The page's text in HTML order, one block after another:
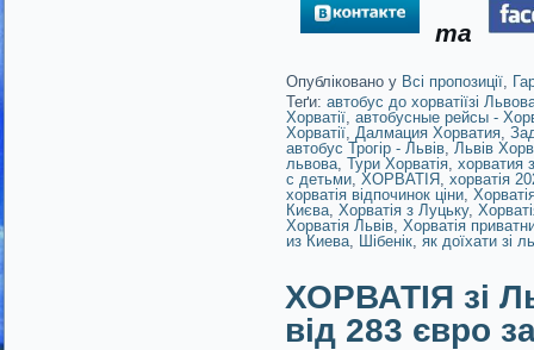
та
Опубліковано у Всі пропозиції,
Теґи: автобус до хорватіїзі
Хорватії, автобусные рейсы -
Хорватії, Далмация Хорватия,
автобус Трогір - Львів, Львів
львова, Тури Хорватія, хорватия
с детьми, ХОРВАТІЯ , хорватія
хорватія відпочинок ціни,
Києва, Хорватія з Луцьку,
Хорватія Львів, Хорватія
из Киева, Шібенік, як доїхати зі
ХОРВАТІЯ зі
від 283 євро